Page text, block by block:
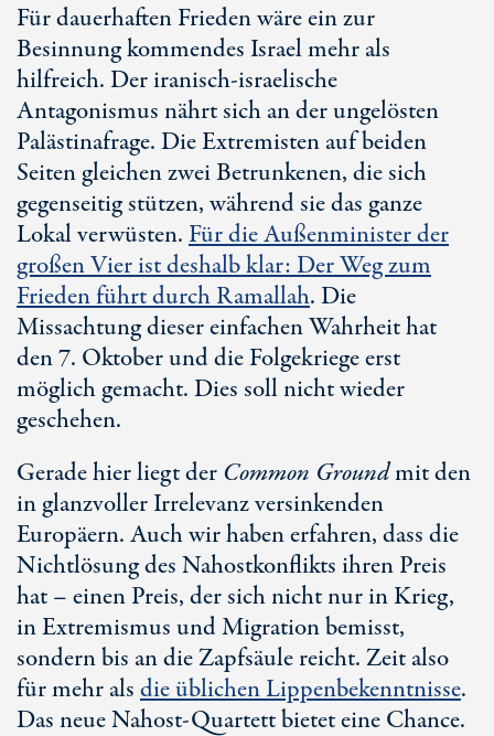
Für dauerhaften Frieden wäre ein zur
Besinnung kommendes Israel mehr als
hilfreich. Der iranisch-israelische
Antagonismus nährt sich an der ungelösten
Palästinafrage. Die Extremisten auf beiden
Seiten gleichen zwei Betrunkenen, die sich
gegenseitig stützen, während sie das ganze
Lokal verwüsten.Für die Außenminister der
großen Vier ist deshalb klar: Der Weg zum
Frieden führt durch Ramallah. Die
Missachtung dieser einfachen Wahrheit hat
den7. Oktober und die Folgekriege erst
möglich gemacht. Dies soll nicht wieder
geschehen.
Gerade hier liegt derCommon Groundmit den
in glanzvoller Irrelevanz versinkenden
Europäern. Auch wir haben erfahren, dass die
Nichtlösung des Nahostkonflikts ihren Preis
hat – einen Preis, der sich nicht nur in Krieg,
in Extremismus und Migration bemisst,
sondern bis an die Zapfsäule reicht. Zeit also
für mehr alsdie üblichen Lippenbekenntnisse.
Das neue Nahost-Quartett bietet eine Chance.